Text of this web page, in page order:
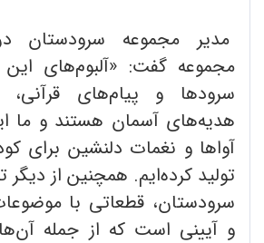
مدیر مجموعه سرودستان
مجموعه گفت: «آلبوم‌های
سرودها و پیام‌های
هدیه‌های آسمان هستند و ما
آواها و نغمات دلنشین برای
تولید کرده‌ایم. همچنین از
سرودستان، قطعاتی با
و آیینی است که از جمله